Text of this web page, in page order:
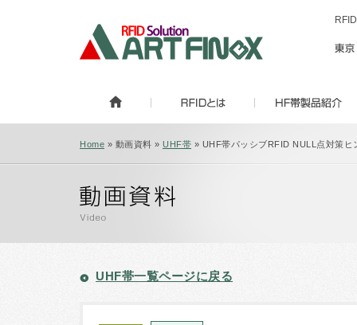
Home » 動画資料 » UHF帯 » UHF帯パッシブRFID NULL点対策ヒ
UHF帯一覧ページに戻る